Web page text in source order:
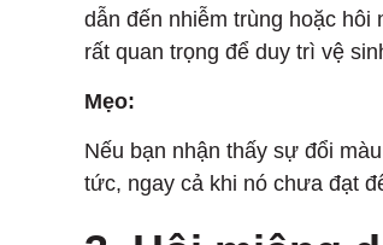
dẫn đến nhiễm trùng hoặc
rất quan trọng để duy trì vệ
Mẹo:
Nếu bạn nhận thấy sự đổi
tức, ngay cả khi nó chưa đạt